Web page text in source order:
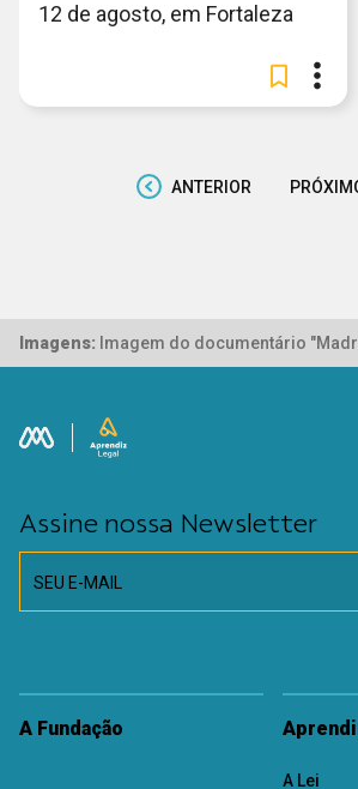
12 de agosto, em Fortaleza
ANTERIOR
Imagens: Imagem do documentário
Assine nossa Newsletter
SEU E-MAIL
A Fundação
A Lei